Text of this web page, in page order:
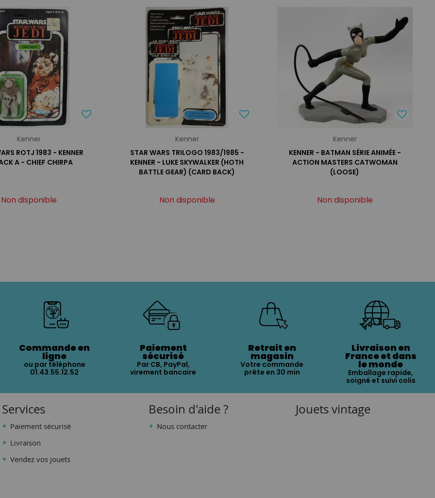
Kenner
ROTJ 1983 - KENNER
A - CHIEF CHIRPA
Non disponible
Kenner
STAR WARS TRILOGO 1983/1985 -
KENNER - LUKE SKYWALKER (HOTH
BATTLE GEAR) (CARD BACK)
Non disponible
Kenner
KENNER - BATMAN SÉRIE ANIMÉE -
ACTION MASTERS CATWOMAN
(LOOSE)
Non disponible
Commande en
ligne
ou par téléphone
01.43.55.12.52
Paiement
sécurisé
Par CB, PayPal,
virement bancaire
Retrait en
magasin
Votre commande
prête en 30 min
Livraison en
France et dans
le monde
Emballage rapide,
soigné et suivi colis
Services
Paiement sécurisé
Livraison
Vendez vos jouets
Besoin d'aide ?
Nous contacter
Jouets vintage